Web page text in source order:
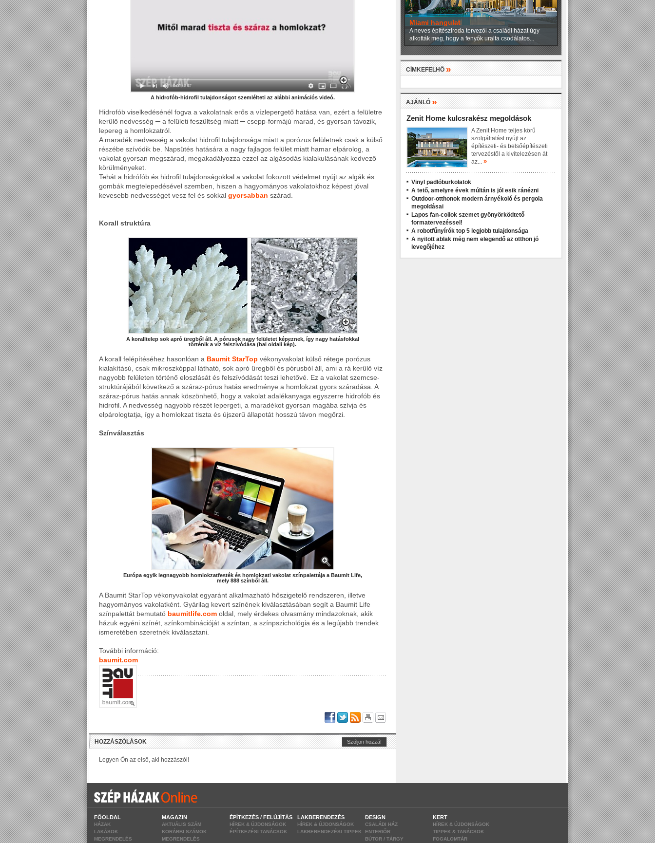
A hidrofób-hidrofil tulajdonságot szemlélteti az alábbi animációs videó.
Hidrofób viselkedésénél fogva a vakolatnak erős a vízlepergető hatása van, ezért a felületre
kerülő nedvesség ─ a felületi feszültség miatt ─ csepp-formájú marad, és gyorsan távozik,
lepereg a homlokzatról.
A maradék nedvesség a vakolat hidrofil tulajdonsága miatt a porózus felületnek csak a külső
részébe szívódik be. Napsütés hatására a nagy fajlagos felület miatt hamar elpárolog, a
vakolat gyorsan megszárad, megakadályozza ezzel az algásodás kialakulásának kedvező
körülményeket.
Tehát a hidrófób és hidrofil tulajdonságokkal a vakolat fokozott védelmet nyújt az algák és
gombák megtelepedésével szemben, hiszen a hagyományos vakolatokhoz képest jóval
kevesebb nedvességet vesz fel és sokkal gyorsabban szárad.
Korall struktúra
A koralltelep sok apró üregből áll. A pórusok nagy felületet képeznek, így nagy hatásfokkal
történik a víz felszívódása (bal oldali kép).
A korall felépítéséhez hasonlóan a Baumit StarTop vékonyvakolat külső rétege porózus
kialakítású, csak mikroszkóppal látható, sok apró üregből és pórusból áll, ami a rá kerülő víz
nagyobb felületen történő eloszlását és felszívódását teszi lehetővé. Ez a vakolat szemcse-
struktúrájából következő a száraz-pórus hatás eredménye a homlokzat gyors száradása. A
száraz-pórus hatás annak köszönhető, hogy a vakolat adalékanyaga egyszerre hidrofób és
hidrofil. A nedvesség nagyobb részét lepergeti, a maradékot gyorsan magába szívja és
elpárologtatja, így a homlokzat tiszta és újszerű állapotát hosszú távon megőrzi.
Színválasztás
Európa egyik legnagyobb homlokzatfesték és homlokzati vakolat színpalettája a Baumit Life,
mely 888 színből áll.
A Baumit StarTop vékonyvakolat egyaránt alkalmazható hőszigetelő rendszeren, illetve
hagyományos vakolatként. Gyárilag kevert színének kiválasztásában segít a Baumit Life
színpalettát bemutató baumitlife.com oldal, mely érdekes olvasmány mindazoknak, akik
házuk egyéni színét, színkombinációját a színtan, a színpszichológia és a legújabb trendek
ismeretében szeretnék kiválasztani.
További információ:
baumit.com
Miami hangulat
A neves építésziroda tervezői a családi házat úgy
alkották meg, hogy a fenyők uralta csodálatos...
CÍMKEFELHŐ»
AJÁNLÓ»
Zenit Home kulcsrakész megoldások
A Zenit Home teljes körű
szolgáltatást nyújt az
építészeti- és belsőépítészeti
tervezéstől a kivitelezésen át
az... »
Vinyl padlóburkolatok
A tető, amelyre évek múltán is jól esik ránézni
Outdoor-otthonok modern árnyékoló és pergola
megoldásai
Lapos fan-coilok szemet gyönyörködtető
formatervezéssel!
A robotfűnyírók top 5 legjobb tulajdonsága
A nyitott ablak még nem elegendő az otthon jó
levegőjéhez
FŐOLDAL
HÁZAK
LAKÁSOK
MEGRENDELÉS
MAGAZIN
AKTUÁLIS SZÁM
KORÁBBI SZÁMOK
MEGRENDELÉS
ÉPÍTKEZÉS / FELÚJÍTÁS
HÍREK & ÚJDONSÁGOK
ÉPÍTKEZÉSI TANÁCSOK
LAKBERENDEZÉS
HÍREK & ÚJDONSÁGOK
LAKBERENDEZÉSI TIPPEK
DESIGN
CSALÁDI HÁZ
ENTERIŐR
BÚTOR / TÁRGY
KERT
HÍREK & ÚJDONSÁGOK
TIPPEK & TANÁCSOK
FOGALOMTÁR